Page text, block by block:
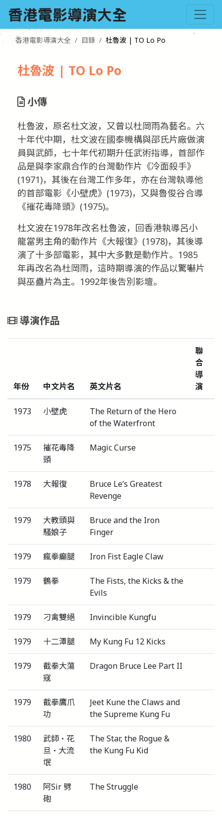
香港電影導演大全 目錄 杜魯波 | TO Lo Po
杜魯波 | TO Lo Po
小傳
杜魯波，原名杜文波，又曾以杜岡雨為藝名。六
十年代中期，杜文波在國泰機構與邵氏片廠做演
員與武師，七十年代初期升任武術指導，首部作
品是與李家鼎合作的台灣動作片《冷面殺手》
(1971)，其後在台灣工作多年，亦在台灣執導他
的首部電影《小壁虎》(1973)，又與魯俊谷合導
《摧花毒降頭》(1975)。
杜文波在1978年改名杜魯波，回香港執導呂小
龍當男主角的動作片《大報復》(1978)，其後導
演了十多部電影，其中大多數是動作片。1985
年再改名為杜岡雨，這時期導演的作品以驚嚇片
與巫蠱片為主。1992年後告別影壇。
導演作品
年份 中文片名 英文片名
聯
合
導
演
1973 小壁虎
The Return of the Hero
of the Waterfront
1975
摧花毒降
頭
Magic Curse
1978 大報復
Bruce Le‘s Greatest
Revenge
1979
大教頭與
騷娘子
Bruce and the Iron
Finger
1979 瘋拳癲腿 Iron Fist Eagle Claw
1979 鶴拳
The Fists, the Kicks & the
Evils
1979 刁禽雙絕 Invincible Kungfu
1979 十二潭腿 My Kung Fu 12 Kicks
1979
截拳大蕩
寇
Dragon Bruce Lee Part II
1979
截拳鷹爪
功
Jeet Kune the Claws and
the Supreme Kung Fu
1980
武師‧花
旦‧大流
氓
The Star, the Rogue &
the Kung Fu Kid
1980
阿Sir 劈
砲
The Struggle